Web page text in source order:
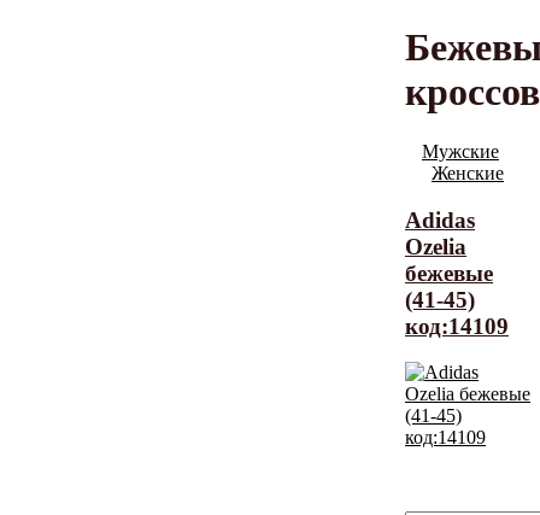
Мужские
Женские
Adidas
Ozelia
бежевые
(41-45)
код:14109